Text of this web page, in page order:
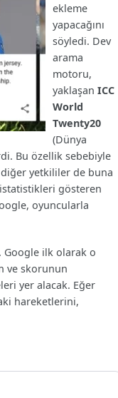
ekleme
yapacağını
söyledi. Dev
arama
motoru,
yaklaşan ICC
World
Twenty20
(Dünya
Bu özellik sebebiyle
yetkililer de buna
istatistikleri gösteren
oyuncularla
Google ilk olarak o
ve skorunun
yer alacak. Eğer
hareketlerini,